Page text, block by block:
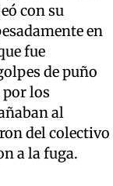
con su
en
fue
de puño
por los
al
del colectivo
a la fuga.